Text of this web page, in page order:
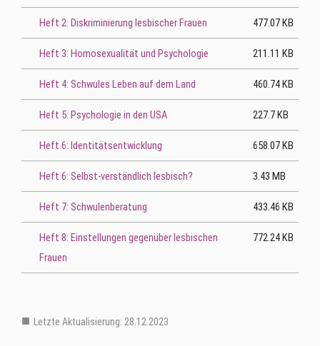
Heft 2: Diskriminierung lesbischer Frauen 477.07 KB
Heft 3: Homosexualität und Psychologie 211.11 KB
Heft 4: Schwules Leben auf dem Land 460.74 KB
Heft 5: Psychologie in den USA 227.7 KB
Heft 6: Identitätsentwicklung 658.07 KB
Heft 6: Selbst-verständlich lesbisch? 3.43 MB
Heft 7: Schwulenberatung 433.46 KB
Heft 8: Einstellungen gegenüber lesbischen
Frauen
772.24 KB
Letzte Aktualisierung: 28.12.2023